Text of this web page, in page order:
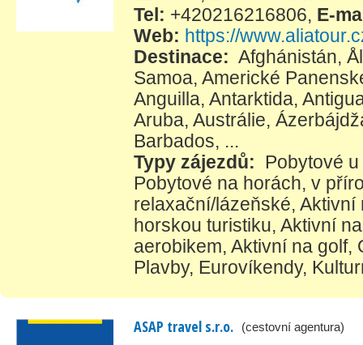
Tel: +420216216806, E-
Web: https://
Destinace: Afghánistán,
Samoa, Americké
Anguilla, Antarktida,
Aruba, Austrálie,
Barbados, ...
Typy zájezdů:
Pobytové
Pobytové na horách, v
relaxační/lázeňské, Aktivní
horskou turistiku, Aktivní
aerobikem, Aktivní na golf,
Plavby, Eurovíkendy,
ASAP travel s.r.o. (cestovní agentura)